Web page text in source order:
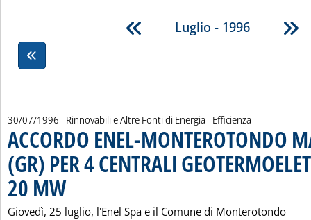
Luglio - 1996
30/07/1996 - Rinnovabili e Altre Fonti di Energia - Efficienza
ACCORDO ENEL-MONTEROTONDO
(GR) PER 4 CENTRALI
20 MW. Pubblicata martedì 30 luglio 1996 alle 0.0.
Giovedì, 25 luglio, l'Enel Spa e il Comune di Monterotondo